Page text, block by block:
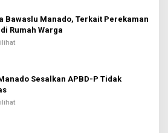
Bawaslu Manado, Terkait Perekaman
Rumah Warga
Sesalkan APBD-P Tidak